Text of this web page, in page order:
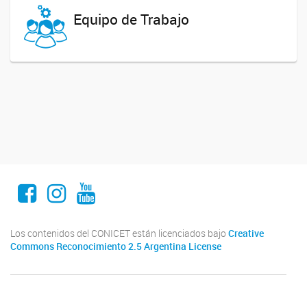
Equipo de Trabajo
Facebook
Instagram
Youtube
Los contenidos del CONICET están licenciados bajo Creative
Commons Reconocimiento 2.5 Argentina License